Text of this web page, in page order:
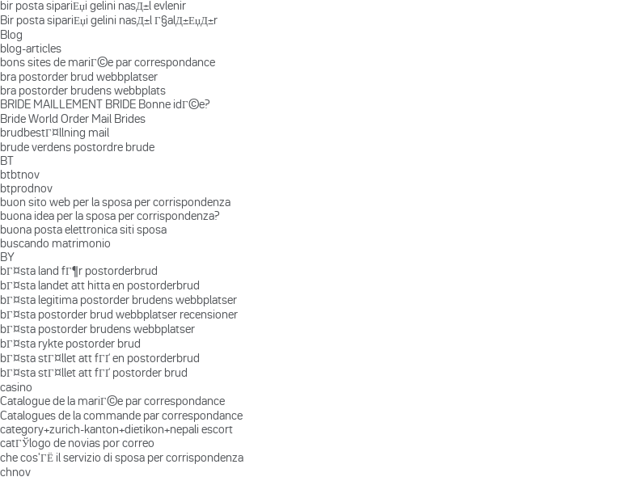
bir posta sipariЕџi gelini nasД±l evlenir
Bir posta sipariЕџi gelini nasД±l Г§alД±ЕџД±r
Blog
blog-articles
bons sites de mariГ©e par correspondance
bra postorder brud webbplatser
bra postorder brudens webbplats
BRIDE MAILLEMENT BRIDE Bonne idГ©e?
Bride World Order Mail Brides
brudbestГ¤llning mail
brude verdens postordre brude
BT
btbtnov
btprodnov
buon sito web per la sposa per corrispondenza
buona idea per la sposa per corrispondenza?
buona posta elettronica siti sposa
buscando matrimonio
BY
bГ¤sta land fГ¶r postorderbrud
bГ¤sta landet att hitta en postorderbrud
bГ¤sta legitima postorder brudens webbplatser
bГ¤sta postorder brud webbplatser recensioner
bГ¤sta postorder brudens webbplatser
bГ¤sta rykte postorder brud
bГ¤sta stГ¤llet att fГҐ en postorderbrud
bГ¤sta stГ¤llet att fГҐ postorder brud
casino
Catalogue de la mariГ©e par correspondance
Catalogues de la commande par correspondance
category+zurich-kanton+dietikon+nepali escort
catГЎlogo de novias por correo
che cos'ГЁ il servizio di sposa per corrispondenza
chnov